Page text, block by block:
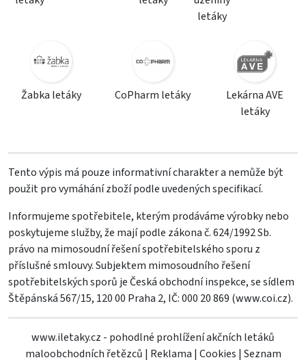
letáky
Žabka letáky CoPharm letáky
Lekárna AVE
letáky
Tento výpis má pouze informativní charakter a nemůže být
použit pro vymáhání zboží podle uvedených specifikací.
Informujeme spotřebitele, kterým prodáváme výrobky nebo
poskytujeme služby, že mají podle zákona č. 624/1992 Sb.
právo na mimosoudní řešení spotřebitelského sporu z
příslušné smlouvy. Subjektem mimosoudního řešení
spotřebitelských sporů je Česká obchodní inspekce, se sídlem
Štěpánská 567/15, 120 00 Praha 2, IČ: 000 20 869 (www.coi.cz).
www.iletaky.cz - pohodlné prohlížení akčních letáků
maloobchodních řetězců | Reklama | Cookies | Seznam